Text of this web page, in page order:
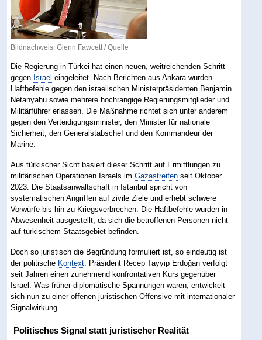
Bildnachweis: Glenn Fawcett /Quelle
Die Regierung in Türkei hat einen neuen, weitreichenden Schritt
gegen Israel eingeleitet. Nach Berichten aus Ankara wurden
Haftbefehle gegen den israelischen Ministerpräsidenten Benjamin
Netanyahu sowie mehrere hochrangige Regierungsmitglieder und
Militärführer erlassen. Die Maßnahme richtet sich unter anderem
gegen den Verteidigungsminister, den Minister für nationale
Sicherheit, den Generalstabschef und den Kommandeur der
Marine.
Aus türkischer Sicht basiert dieser Schritt auf Ermittlungen zu
militärischen Operationen Israels imGazastreifen seit Oktober
2023. Die Staatsanwaltschaft in Istanbul spricht von
systematischen Angriffen auf zivile Ziele und erhebt schwere
Vorwürfe bis hin zu Kriegsverbrechen. Die Haftbefehle wurden in
Abwesenheit ausgestellt, da sich die betroffenen Personen nicht
auf türkischem Staatsgebiet befinden.
Doch so juristisch die Begründung formuliert ist, so eindeutig ist
der politische Kontext . Präsident Recep Tayyip Erdoğan verfolgt
seit Jahren einen zunehmend konfrontativen Kurs gegenüber
Israel. Was früher diplomatische Spannungen waren, entwickelt
sich nun zu einer offenen juristischen Offensive mit internationaler
Signalwirkung.
Politisches Signal statt juristischer Realität